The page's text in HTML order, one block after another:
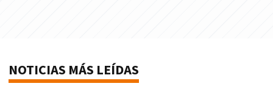
NOTICIAS MÁS LEÍDAS